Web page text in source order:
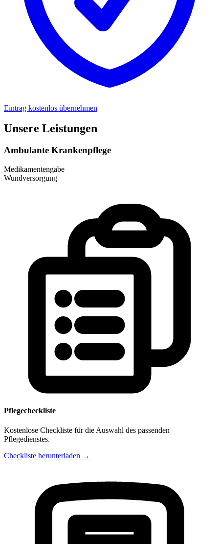
Eintrag kostenlos übernehmen
Unsere Leistungen
Ambulante Krankenpflege
Medikamentengabe
Wundversorgung
Pflegecheckliste
Kostenlose Checkliste für die Auswahl des passenden
Pflegedienstes.
Checkliste herunterladen →